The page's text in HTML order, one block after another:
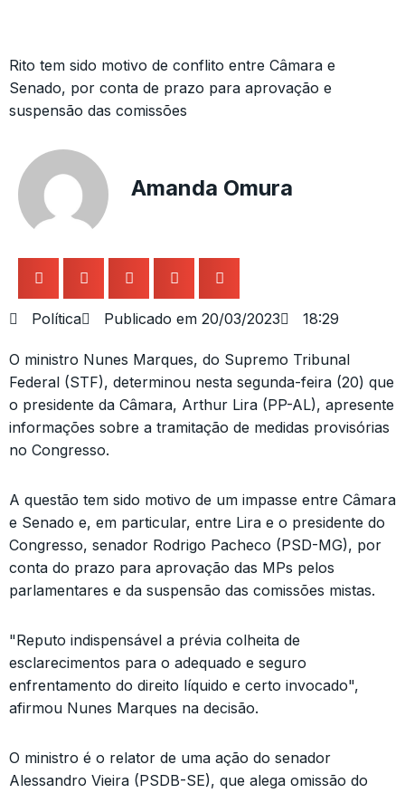
Rito tem sido motivo de conflito entre Câmara e
Senado, por conta de prazo para aprovação e
suspensão das comissões
Amanda Omura
Política Publicado em 20/03/2023 18:29
O ministro Nunes Marques, do Supremo Tribunal
Federal (STF), determinou nesta segunda-feira (20) que
o presidente da Câmara, Arthur Lira (PP-AL), apresente
informações sobre a tramitação de medidas provisórias
no Congresso.
A questão tem sido motivo de um impasse entre Câmara
e Senado e, em particular, entre Lira e o presidente do
Congresso, senador Rodrigo Pacheco (PSD-MG), por
conta do prazo para aprovação das MPs pelos
parlamentares e da suspensão das comissões mistas.
"Reputo indispensável a prévia colheita de
esclarecimentos para o adequado e seguro
enfrentamento do direito líquido e certo invocado",
afirmou Nunes Marques na decisão.
O ministro é o relator de uma ação do senador
Alessandro Vieira (PSDB-SE), que alega omissão do